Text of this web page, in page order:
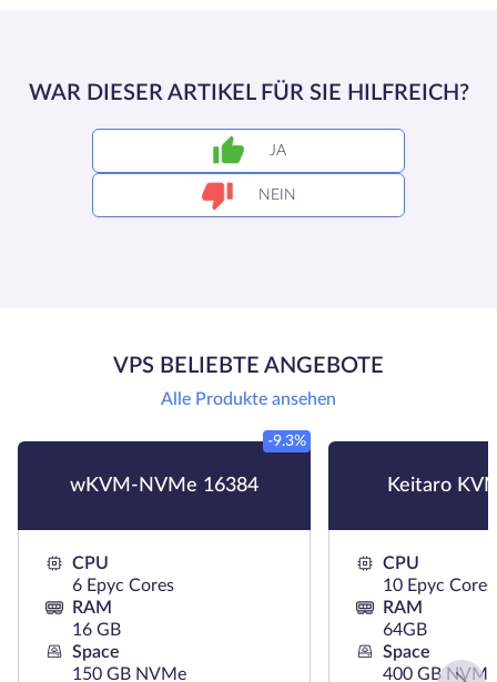
WAR DIESER ARTIKEL FÜR SIE HILFREICH?
JA
NEIN
VPS BELIEBTE ANGEBOTE
Alle Produkte ansehen
wKVM-NVMe 16384
-9.3%
CPU
6 Epyc Cores
RAM
16 GB
Space
150 GB NVMe
Keitaro
CPU
10 Epyc Cores
RAM
64GB
Space
400 GB NVMe